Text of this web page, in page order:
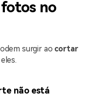
no
surgir ao cortar
não está